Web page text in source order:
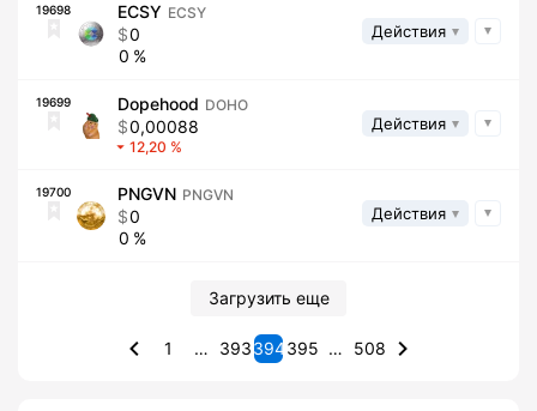
19698 ECSY ECSY
0
0
Действия
19699 Dopehood DOHO
0,00088
12,20
Действия
19700 PNGVN PNGVN
0
0
Действия
Загрузить еще
1 … 393394 395 … 508